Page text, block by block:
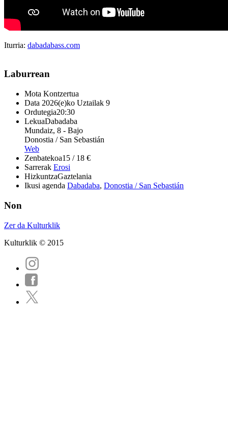
Iturria: dabadabass.com
Laburrean
Mota Kontzertua
Data 2026(e)ko Uztailak 9
Ordutegia20:30
LekuaDabadaba
Mundaiz, 8 - Bajo
Donostia / San Sebastián
Web
Zenbatekoa15 / 18 €
Sarrerak Erosi
HizkuntzaGaztelania
Ikusi agenda Dabadaba, Donostia / San Sebastián
Non
Zer da Kulturklik
Kulturklik © 2015